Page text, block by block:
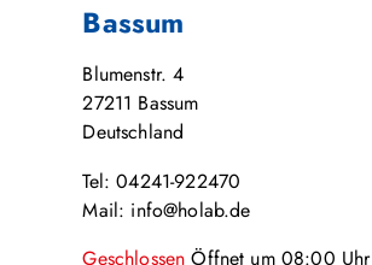
Bassum
Blumenstr. 4
27211 Bassum
Deutschland
Tel: 04241-922470
Mail: info@holab.de
GeschlossenÖffnet um 08:00 Uhr